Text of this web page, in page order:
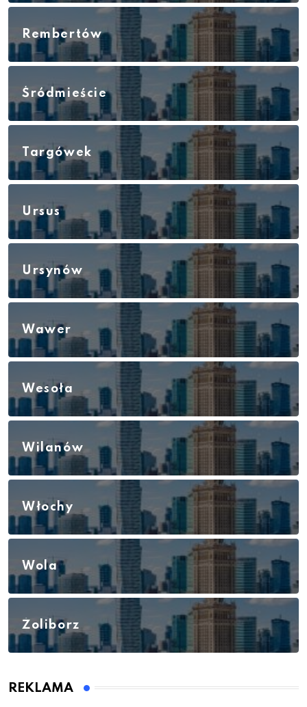
Rembertów
Śródmieście
Targówek
Ursus
Ursynów
Wawer
Wesoła
Wilanów
Włochy
Wola
Żoliborz
REKLAMA